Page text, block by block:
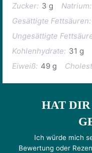
Zucker: 3 g Natrium:
Gesättigte Fettsäuren:
Ungesättigte
Kohlenhydrate: 31 g
Eiweiß: 49 g
HAT DIR
Ich würde mich
Bewertung oder